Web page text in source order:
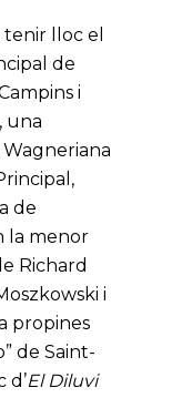
lloc el
de
i
una
Wagneriana
de
la menor
Richard
i
propines
de Saint-
d’El Diluvi